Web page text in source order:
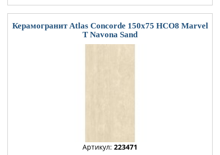
Керамогранит Atlas Concorde 150x75 HCO8 Marvel
T Navona Sand
Артикул: 223471